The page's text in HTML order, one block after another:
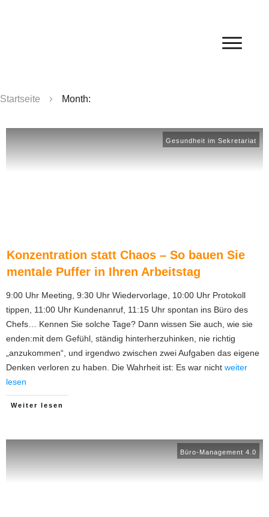
Startseite Month:
Gesundheit im Sekretariat
Konzentration statt Chaos – So bauen Sie
mentale Puffer in Ihren Arbeitstag
9:00 Uhr Meeting, 9:30 Uhr Wiedervorlage, 10:00 Uhr Protokoll
tippen, 11:00 Uhr Kundenanruf, 11:15 Uhr spontan ins Büro des
Chefs… Kennen Sie solche Tage? Dann wissen Sie auch, wie sie
enden:mit dem Gefühl, ständig hinterherzuhinken, nie richtig
„anzukommen“, und irgendwo zwischen zwei Aufgaben das eigene
Denken verloren zu haben. Die Wahrheit ist: Es war nicht weiter
lesen
Weiter lesen
Büro-Management 4.0